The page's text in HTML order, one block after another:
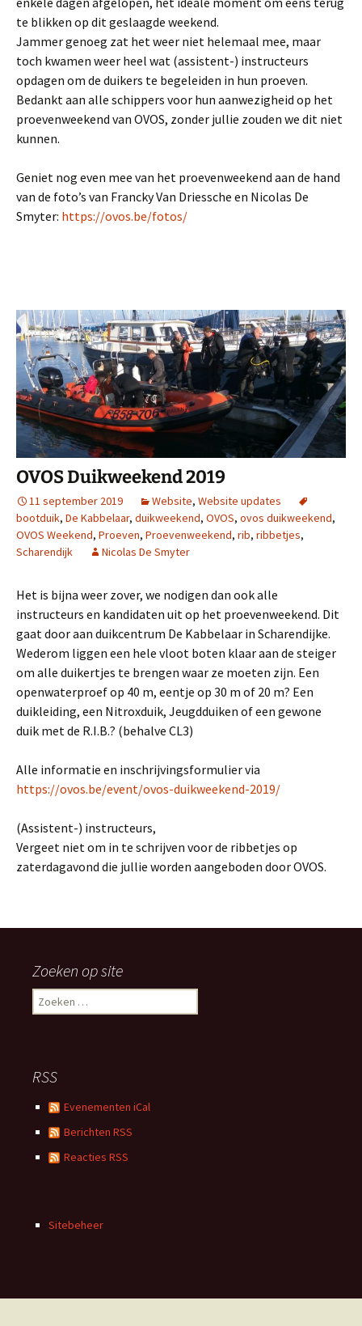
te blikken op dit geslaagde weekend.
Jammer genoeg zat het weer niet helemaal mee, maar
toch kwamen weer heel wat (assistent-) instructeurs
opdagen om de duikers te begeleiden in hun proeven.
Bedankt aan alle schippers voor hun aanwezigheid op het
proevenweekend van OVOS, zonder jullie zouden we dit niet
kunnen.
Geniet nog even mee van het proevenweekend aan de hand
van de foto’s van Francky Van Driessche en Nicolas De
Smyter: https://ovos.be/fotos/
OVOS Duikweekend 2019
11 september 2019 Website, Website updates
bootduik, De Kabbelaar, duikweekend, OVOS, ovos duikweekend,
OVOS Weekend, Proeven, Proevenweekend, rib, ribbetjes,
Scharendijk
Nicolas De Smyter
Het is bijna weer zover, we nodigen dan ook alle
instructeurs en kandidaten uit op het proevenweekend. Dit
gaat door aan duikcentrum De Kabbelaar in Scharendijke.
Wederom liggen een hele vloot boten klaar aan de steiger
om alle duikertjes te brengen waar ze moeten zijn. Een
openwaterproef op 40 m, eentje op 30 m of 20 m? Een
duikleiding, een Nitroxduik, Jeugdduiken of een gewone
duik met de R.I.B.? (behalve CL3)
Alle informatie en inschrijvingsformulier via
https://ovos.be/event/ovos-duikweekend-2019/
(Assistent-) instructeurs,
Vergeet niet om in te schrijven voor de ribbetjes op
zaterdagavond die jullie worden aangeboden door OVOS.
Zoeken op site
Zoeken
naar:
RSS
Evenementen iCal
Berichten RSS
Reacties RSS
Sitebeheer